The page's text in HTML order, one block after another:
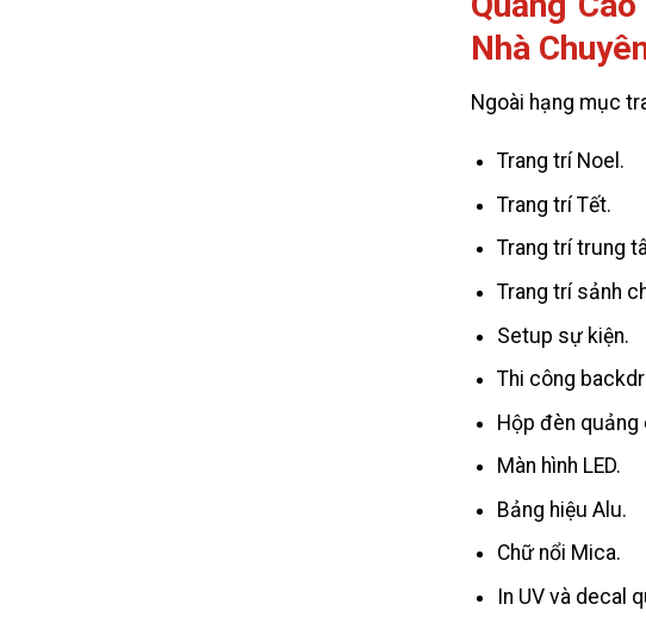
Nhà
Ngoài hạng mục
Trang trí Noel.
Trang trí Tết.
Trang trí trung
Trang trí sảnh
Setup sự kiện.
Thi công
Hộp đèn quảng
Màn hình LED.
Bảng hiệu Alu.
Chữ nổi Mica.
In UV và decal